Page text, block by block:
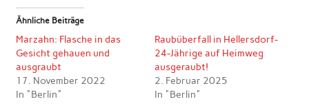
Ähnliche Beiträge
Marzahn: Flasche in das
Gesicht gehauen und
ausgraubt
17. November 2022
In "Berlin"
Raubüberfall in Hellersdorf-
24-Jährige auf Heimweg
ausgeraubt!
2. Februar 2025
In "Berlin"